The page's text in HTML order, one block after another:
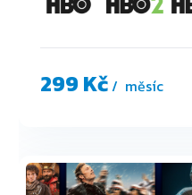
299 Kč/ měsíc